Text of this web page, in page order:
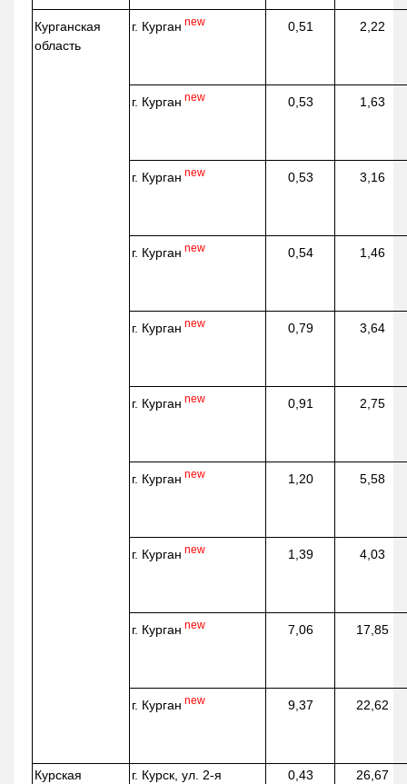
Курганская
область
г. Курган new 0,51 2,22
г. Курган new 0,53 1,63
г. Курган new 0,53 3,16
г. Курган new 0,54 1,46
г. Курган new 0,79 3,64
г. Курган new 0,91 2,75
г. Курган new 1,20 5,58
г. Курган new 1,39 4,03
г. Курган new 7,06 17,85
г. Курган new 9,37 22,62
Курская
г. Курск, ул. 2-я
0,43 26,67